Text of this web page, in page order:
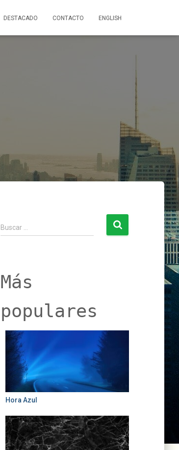
DESTACADO CONTACTO ENGLISH
u
Buscar …
Más
populares
Hora Azul